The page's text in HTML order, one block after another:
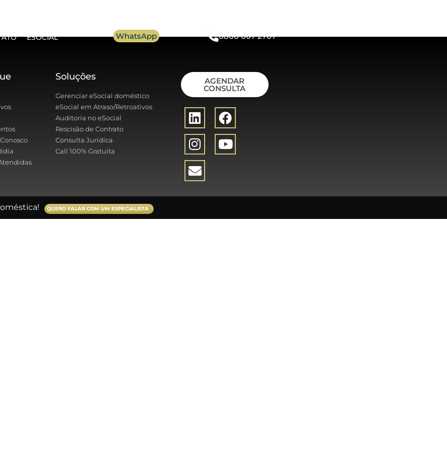
ESOCIAL WhatsApp 0800 007 2707
Soluções
Gerenciar eSocial doméstico
eSocial em Atraso/Retroativos
Auditoria no eSocial
Rescisão de Contrato
Consulta Jurídica
Call 100% Gratuita
AGENDAR
CONSULTA
QUERO FALAR COM UM ESPECIALISTA